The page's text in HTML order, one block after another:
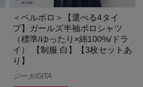
＜ベルポロ＞【選べる4タイ
プ】ガールズ半袖ポロシャツ
（標準/ゆったり×綿100%/ドラ
イ） 【制服 白】【3枚セットあ
り】
ジータ/GITA